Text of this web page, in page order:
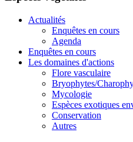
Actualités
Enquêtes en cours
Agenda
Enquêtes en cours
Les domaines d'actions
Flore vasculaire
Bryophytes/
Mycologie
Espèces exotiques
Conservation
Autres